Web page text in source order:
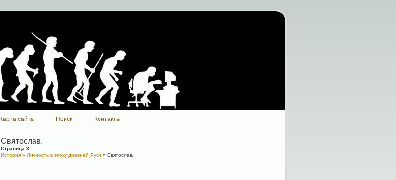
Карта сайта Поиск Контакты
Святослав.
Страница 3
История » Личность в эпоху древней Руси » Святослав.